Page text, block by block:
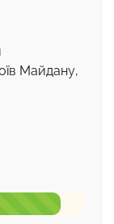
Майдану,